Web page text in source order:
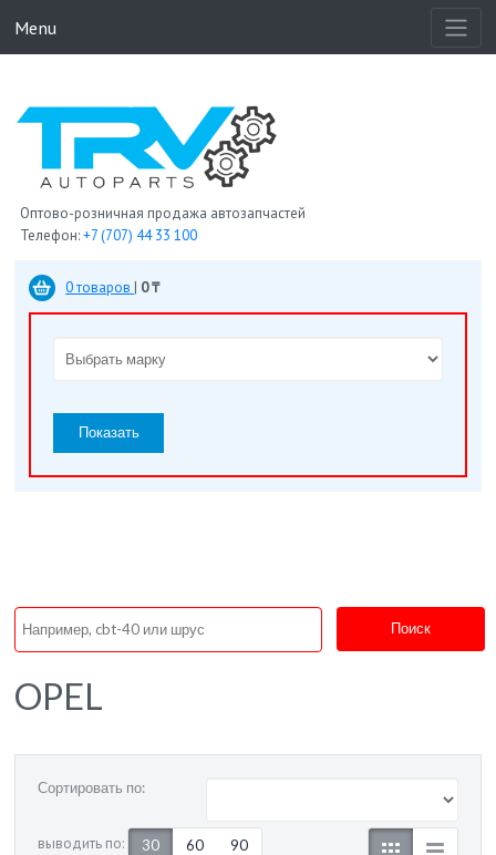
Menu
Оптово-розничная продажа автозапчастей
Телефон:+7 (707) 44 33 100
0 товаров | 0 ₸
Показать
Поиск
OPEL
Сортировать по:
выводить по: 30 60 90